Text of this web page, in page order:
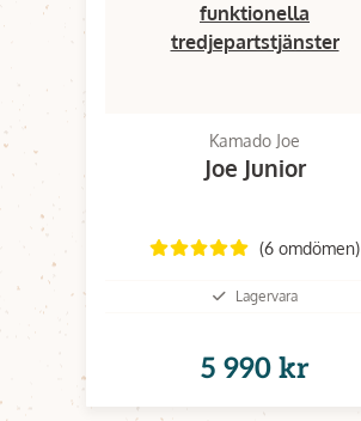
funktionella
tredjepartstjänster
Kamado Joe
Joe Junior
(6 omdömen)
Lagervara
5 990 kr